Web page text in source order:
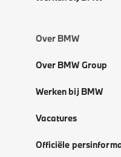
Over BMW
Over BMW Group
Werken bij BMW
Vacatures
Officiële